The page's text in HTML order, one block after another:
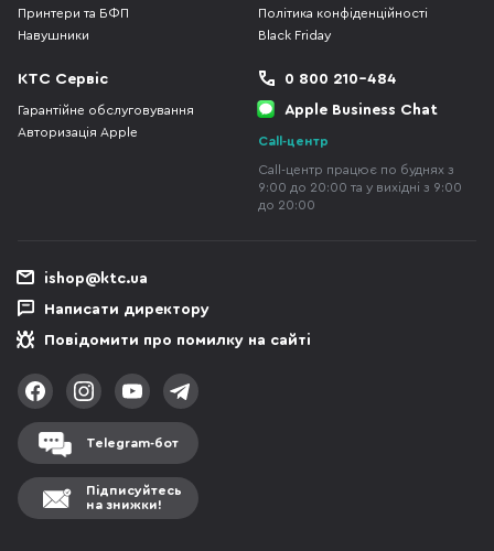
Принтери та БФП
Навушники
Політика конфіденційності
Black Friday
КТС Сервіс
Гарантійне обслуговування
Авторизація Apple
0 800 210-484
Apple Business Chat
Call-центр
Call-центр працює по буднях з
9:00 до 20:00 та у вихідні з 9:00
до 20:00
ishop@ktc.ua
Написати директору
Повідомити про помилку на сайті
Telegram-бот
Підписуйтесь
на знижки!